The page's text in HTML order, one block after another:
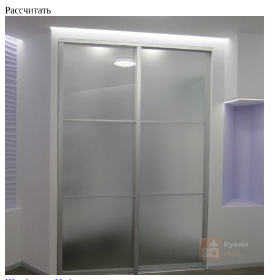
Рассчитать